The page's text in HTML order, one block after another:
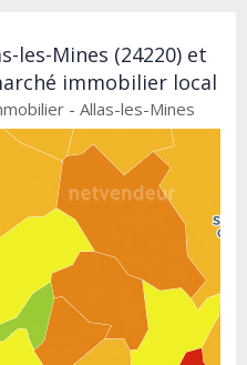
les-Mines (24220) et
immobilier local
- Allas-les-Mines